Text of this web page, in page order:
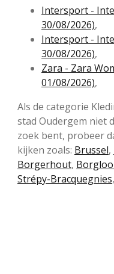
Intersport -
30/08/2026),
Intersport -
30/08/2026),
Zara - Zara
01/08/2026),
Als de categorie
stad Oudergem niet
zoek bent, probeer
kijken zoals: Brussel,
Borgerhout,
Strépy-Bracquegnies,